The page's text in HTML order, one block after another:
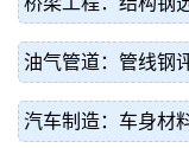
油气管道：管线钢
汽车制造：车身材